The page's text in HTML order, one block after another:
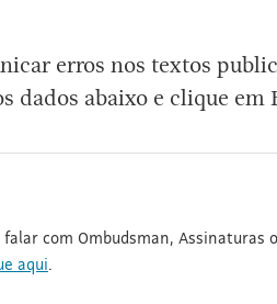
erros nos textos
dados abaixo e clique em
falar com Ombudsman, Assinaturas
aqui.